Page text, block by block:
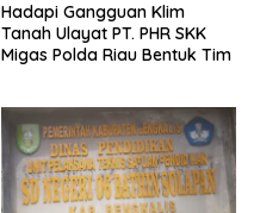
Hadapi Gangguan Klim
Tanah Ulayat PT. PHR SKK
Migas Polda Riau Bentuk Tim